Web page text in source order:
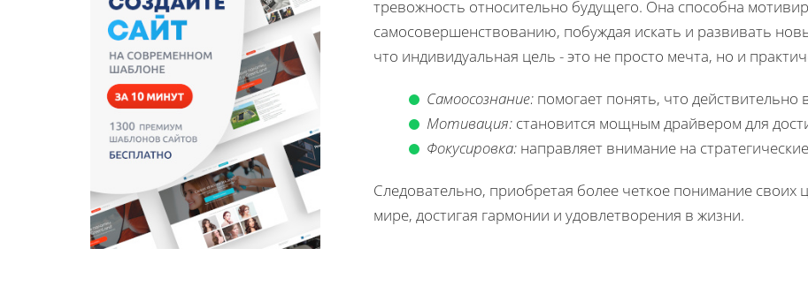
тревожность относительно будущего. Она способна
самосовершенствованию, побуждая искать и развивать
что индивидуальная цель - это не просто мечта, но и
Самоосознание: помогает понять, что действительно
Мотивация: становится мощным драйвером для
Фокусировка: направляет внимание на
Следовательно, приобретая более четкое понимание своих
мире, достигая гармонии и удовлетворения в жизни.